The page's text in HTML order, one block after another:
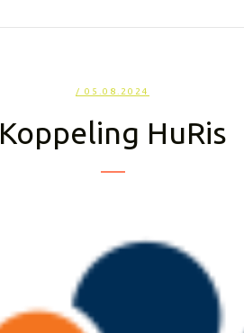
/ 05.08.2024
Koppeling HuRis